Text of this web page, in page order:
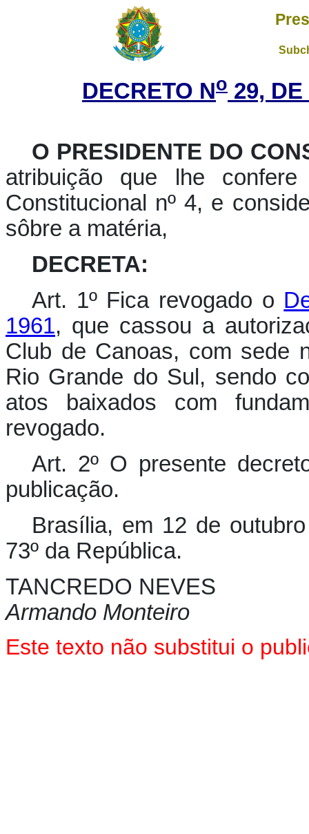
DECRETO No 29,
O PRESIDENTE DO
atribuição que lhe
Constitucional nº 4, e
sôbre a matéria,
DECRETA:
Art. 1º Fica revogado o
1961, que cassou a
Club de Canoas, com sede
Rio Grande do Sul, sendo
atos baixados com
revogado.
Art. 2º O presente
publicação.
Brasília, em 12 de
73º da República.
TANCREDO NEVES
Armando Monteiro
Este texto não substitui o